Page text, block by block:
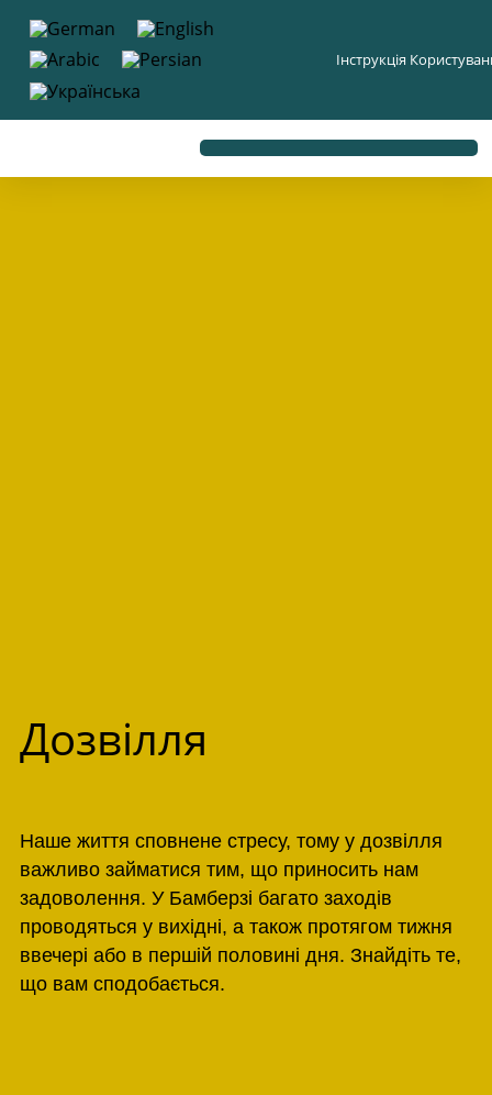
вмісту
Інструкція
Дозвілля
Наше життя сповнене стресу, тому у дозвілля
важливо займатися тим, що приносить нам
задоволення. У Бамберзі багато заходів
проводяться у вихідні, а також протягом тижня
ввечері або в першій половині дня. Знайдіть те,
що вам сподобається.